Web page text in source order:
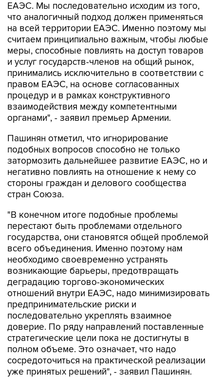
ЕАЭС. Мы последовательно исходим из того,
что аналогичный подход должен применяться
на всей территории ЕАЭС. Именно поэтому мы
считаем принципиально важным, чтобы любые
меры, способные повлиять на доступ товаров
и услуг государств-членов на общий рынок,
принимались исключительно в соответствии с
правом ЕАЭС, на основе согласованных
процедур и в рамках конструктивного
взаимодействия между компетентными
органами", - заявил премьер Армении.
Пашинян отметил, что игнорирование
подобных вопросов способно не только
затормозить дальнейшее развитие ЕАЭС, но и
негативно повлиять на отношение к нему со
стороны граждан и делового сообщества
стран Союза.
"В конечном итоге подобные проблемы
перестают быть проблемами отдельного
государства, они становятся общей проблемой
всего объединения. Именно поэтому нам
необходимо своевременно устранять
возникающие барьеры, предотвращать
деградацию торгово-экономических
отношений внутри ЕАЭС, надо минимизировать
предпринимательские риски и
последовательно укреплять взаимное
доверие. По ряду направлений поставленные
стратегические цели пока не достигнуты в
полном объеме. Это означает, что надо
сосредоточиться на практической реализации
уже принятых решений", - заявил Пашинян.